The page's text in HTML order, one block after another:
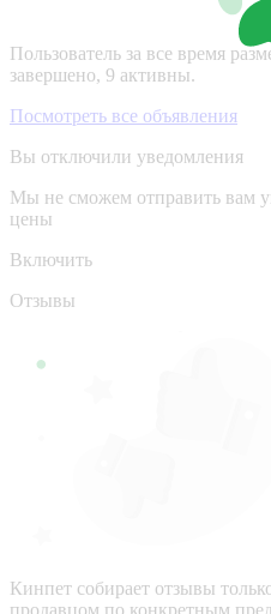
Пользователь за все время
завершено, 9 активны.
Посмотреть все объявления
Вы отключили уведомления
Мы не сможем отправить вам
цены
Включить
Отзывы
Кинпет собирает отзывы
продавцом по конкретным